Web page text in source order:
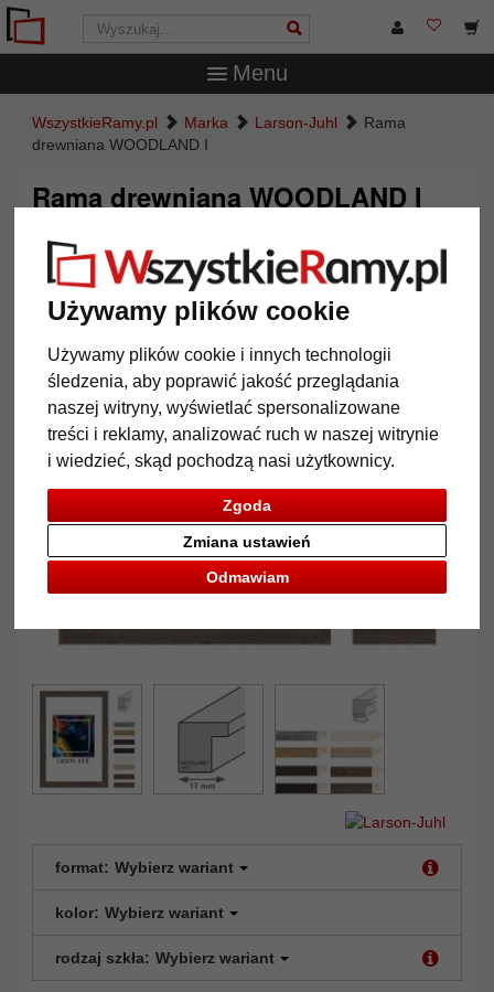
Używamy plików cookie
Używamy plików cookie i innych technologii
śledzenia, aby poprawić jakość przeglądania
naszej witryny, wyświetlać spersonalizowane
treści i reklamy, analizować ruch w naszej witrynie
i wiedzieć, skąd pochodzą nasi użytkownicy.
Zgoda
Odmawiam
Zmiana ustawień
Menu
WszystkieRamy.pl Marka Larson-Juhl
Rama
drewniana WOODLAND I
Rama drewniana WOODLAND I
Powrót
format: Wybierz wariant
kolor: Wybierz wariant
rodzaj szkła: Wybierz wariant